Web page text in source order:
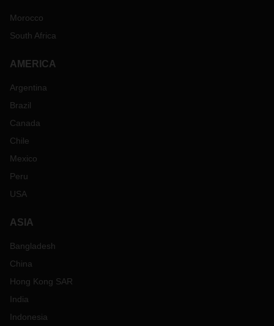
Morocco
South Africa
AMERICA
Argentina
Brazil
Canada
Chile
Mexico
Peru
USA
ASIA
Bangladesh
China
Hong Kong SAR
India
Indonesia